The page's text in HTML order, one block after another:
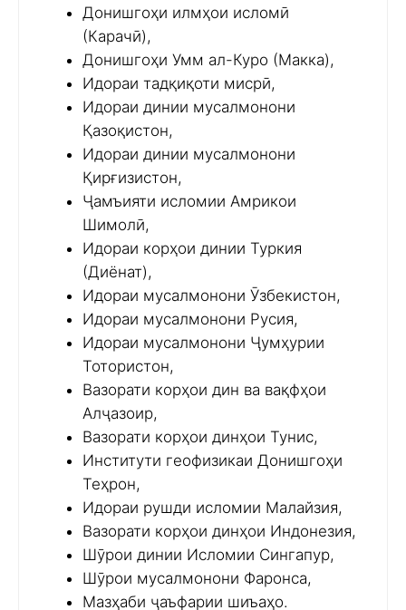
Донишгоҳи илмҳои исломӣ
(Карачӣ),
Донишгоҳи Умм ал-Куро (Макка),
Идораи тадқиқоти мисрӣ,
Идораи динии мусалмонони
Қазоқистон,
Идораи динии мусалмонони
Қирғизистон,
Ҷамъияти исломии Амрикои
Шимолӣ,
Идораи корҳои динии Туркия
(Диёнат),
Идораи мусалмонони Ӯзбекистон,
Идораи мусалмонони Русия,
Идораи мусалмонони Ҷумҳурии
Тотористон,
Вазорати корҳои дин ва вақфҳои
Алҷазоир,
Вазорати корҳои динҳои Тунис,
Институти геофизикаи Донишгоҳи
Теҳрон,
Идораи рушди исломии Малайзия,
Вазорати корҳои динҳои Индонезия,
Шӯрои динии Исломии Сингапур,
Шӯрои мусалмонони Фаронса,
Мазҳаби ҷаъфарии шиъаҳо.